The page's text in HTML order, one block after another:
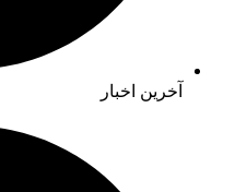
آخرین اخبار